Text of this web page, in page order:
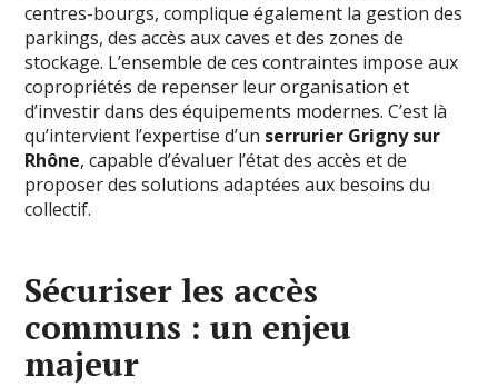
centres-bourgs, complique également la gestion des
parkings, des accès aux caves et des zones de
stockage. L’ensemble de ces contraintes impose aux
copropriétés de repenser leur organisation et
d’investir dans des équipements modernes. C’est là
qu’intervient l’expertise d’un serrurier Grigny sur
Rhône, capable d’évaluer l’état des accès et de
proposer des solutions adaptées aux besoins du
collectif.
Sécuriser les accès
communs : un enjeu
majeur